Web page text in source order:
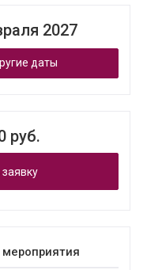
2027
даты
руб.
мероприятия